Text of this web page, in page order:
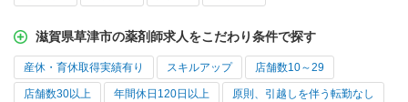
滋賀県草津市の薬剤師求人をこだわり条件で探す
産休・育休取得実績有り スキルアップ 店舗数10～29
店舗数30以上 年間休日120日以上 原則、引越しを伴う転勤なし